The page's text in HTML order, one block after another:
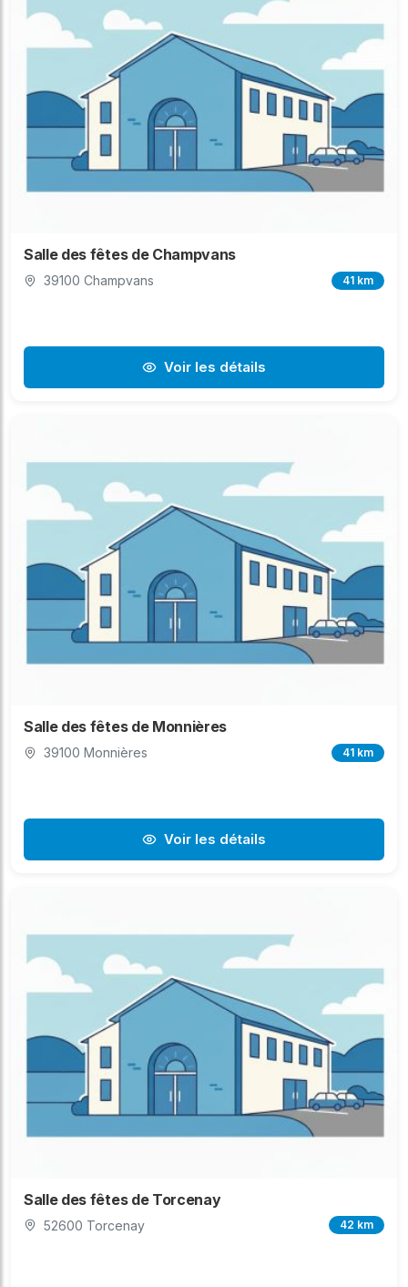
Salle des fêtes de Champvans
39100 Champvans 41 km
Voir les détails
Salle des fêtes de Monnières
39100 Monnières 41 km
Voir les détails
Salle des fêtes de Torcenay
52600 Torcenay 42 km